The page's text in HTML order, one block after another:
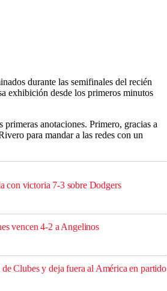
durante las semifinales del recién
exhibición desde los primeros minutos
anotaciones. Primero, gracias a
para mandar a las redes con un
con victoria 7-3 sobre Dodgers
vencen 4-2 a Angelinos
Clubes y deja fuera al América en partido